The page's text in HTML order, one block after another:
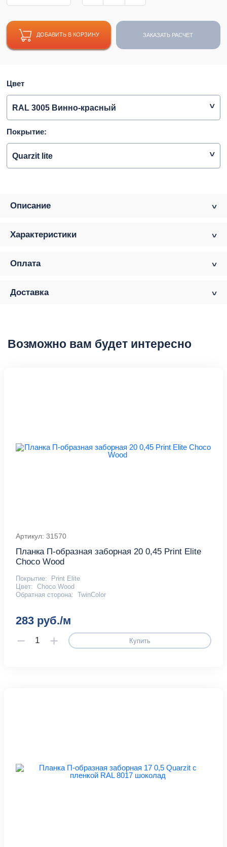
ДОБАВИТЬ В КОРЗИНУ ЗАКАЗАТЬ РАСЧЕТ
Цвет
RAL 3005 Винно-красный
Покрытие:
Quarzit lite
Описание
Характеристики
Оплата
Доставка
Возможно вам будет интересно
Артикул: 31570
Планка П-образная заборная 20 0,45 Print Elite
Choco Wood
Покрытие:
Print Elite
Цвет: Choco Wood
Обратная сторона: TwinColor
283 руб./м
Купить